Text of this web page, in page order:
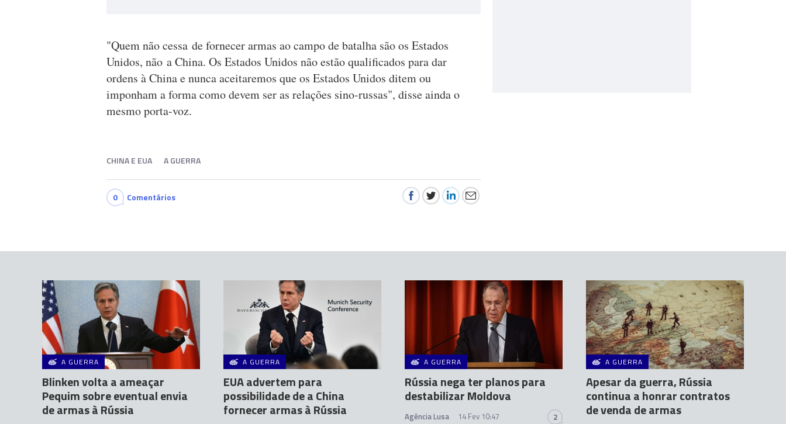
"Quem não cessa de fornecer armas ao campo de batalha são os Estados
Unidos, não a China. Os Estados Unidos não estão qualificados para dar
ordens à China e nunca aceitaremos que os Estados Unidos ditem ou
imponham a forma como devem ser as relações sino-russas", disse ainda o
mesmo porta-voz.
CHINA E EUA A GUERRA
0 Comentários
A GUERRA
Blinken volta a ameaçar
Pequim sobre eventual envia
de armas à Rússia
A GUERRA
EUA advertem para
possibilidade de a China
fornecer armas à Rússia
A GUERRA
Rússia nega ter planos para
destabilizar Moldova
Agência Lusa 14 Fev 10:47 2
A GUERRA
Apesar da guerra, Rússia
continua a honrar contratos
de venda de armas